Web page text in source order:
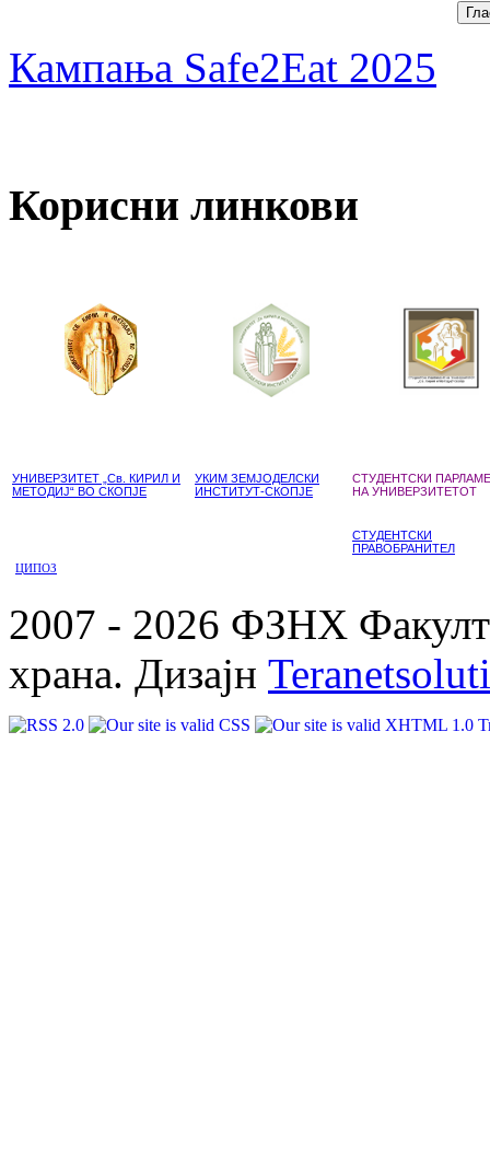
Кампања Safe2Eat 2025
Корисни линкови
УНИВЕРЗИТЕТ „Св. КИРИЛ И
МЕТОДИЈ“ ВО СКОПЈЕ
УКИМ ЗЕМЈОДЕЛСКИ
ИНСТИТУТ-СКОПЈЕ
СТУДЕНТСКИ
НА УНИВЕРЗИТЕТОТ
СТУДЕНТСКИ
ПРАВОБРАНИТЕЛ
ЦИПОЗ
2007 - 2026 ФЗНХ
храна. Дизајн